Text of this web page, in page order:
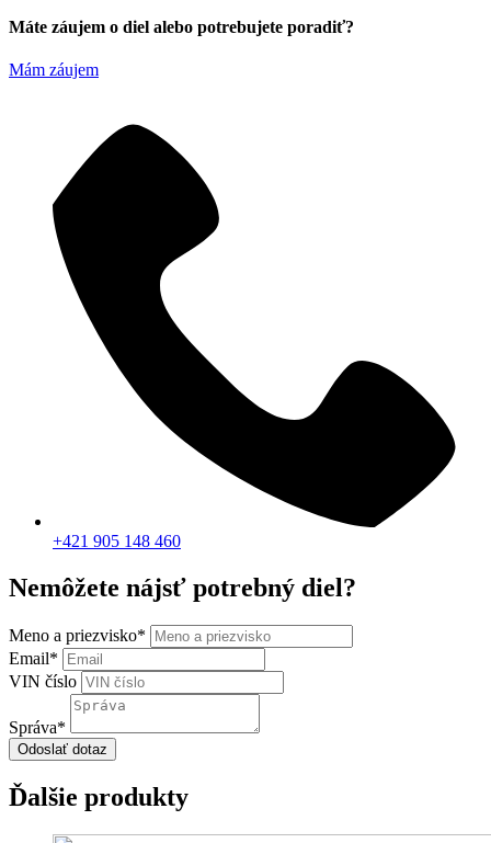
Máte záujem o diel alebo potrebujete poradiť?
Mám záujem
+421 905 148 460
Nemôžete nájsť potrebný diel?
Meno a priezvisko*
Email*
VIN číslo
Správa*
Odoslať dotaz
Ďalšie produkty